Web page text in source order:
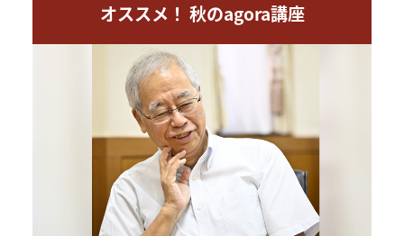
オススメ！ 秋のagora講座